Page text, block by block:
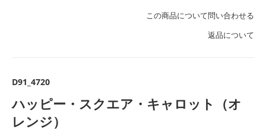
この商品について問い合わせる
返品について
D91_4720
ハッピー・スクエア・キャロット（オ
レンジ）